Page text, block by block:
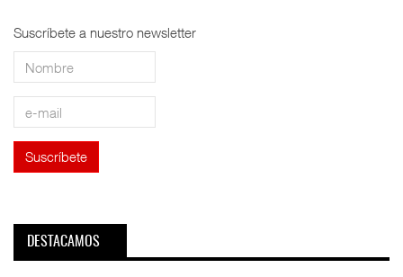
Suscríbete a nuestro newsletter
DESTACAMOS